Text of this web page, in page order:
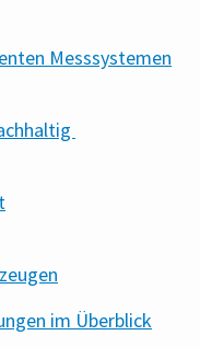
Messsystemen
im Überblick